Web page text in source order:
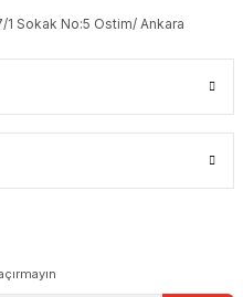
Sokak No:5 Ostim/ Ankara